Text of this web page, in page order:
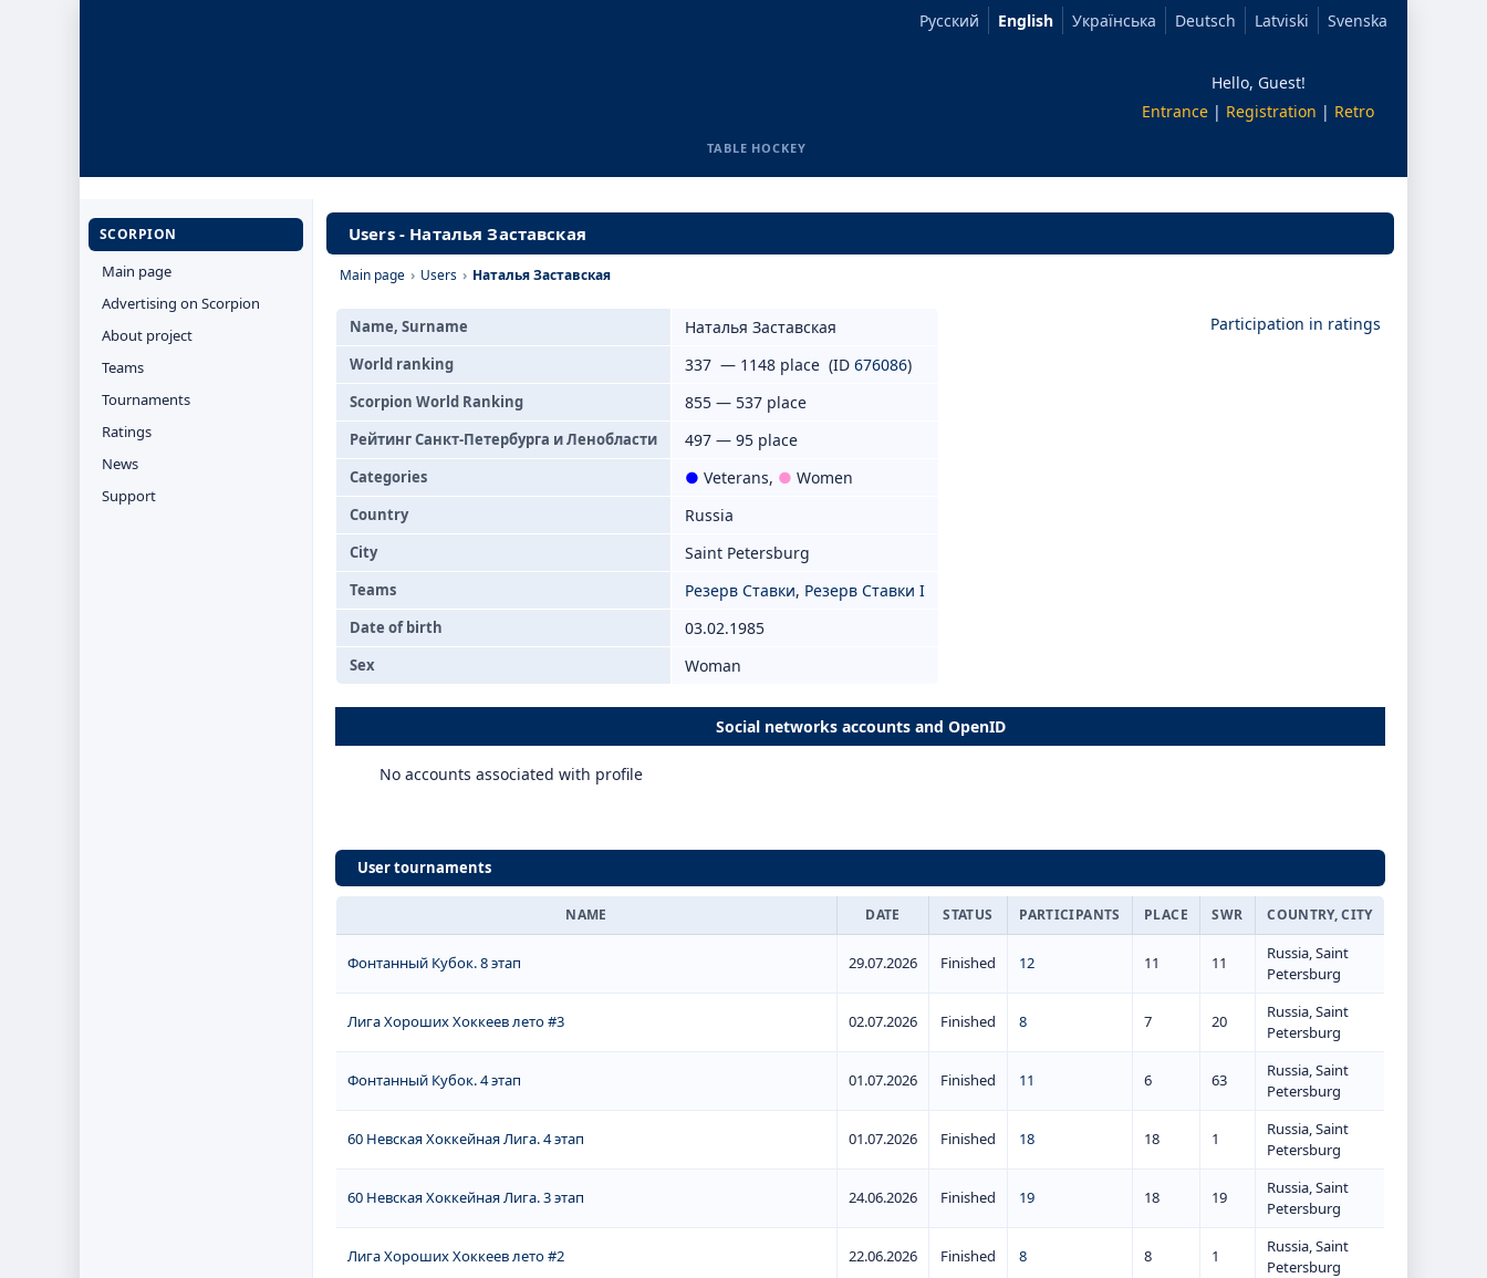
Русский English Українська Deutsch Latviski Svenska
Hello, Guest!
Entrance | Registration | Retro
TABLE HOCKEY
SCORPION
Main page
Advertising on Scorpion
About project
Teams
Tournaments
Ratings
News
Support
Users - Наталья Заставская
Main page › Users › Наталья Заставская
Participation in ratings
Name, Surname Наталья Заставская
World ranking 337 — 1148 place (ID 676086)
Scorpion World Ranking 855 — 537 place
Рейтинг Санкт-Петербурга и Ленобласти 497 — 95 place
Categories ● Veterans, ● Women
Country Russia
City Saint Petersburg
Teams Резерв Ставки, Резерв Ставки I
Date of birth 03.02.1985
Sex Woman
Social networks accounts and OpenID
No accounts associated with profile
User tournaments
NAME DATE STATUS PARTICIPANTS PLACE SWR COUNTRY, CITY
Фонтанный Кубок. 8 этап 29.07.2026 Finished 12 11 11
Russia, Saint
Petersburg
Лига Хороших Хоккеев лето #3 02.07.2026 Finished 8 7 20
Russia, Saint
Petersburg
Фонтанный Кубок. 4 этап 01.07.2026 Finished 11 6 63
Russia, Saint
Petersburg
60 Невская Хоккейная Лига. 4 этап 01.07.2026 Finished 18 18 1
Russia, Saint
Petersburg
60 Невская Хоккейная Лига. 3 этап 24.06.2026 Finished 19 18 19
Russia, Saint
Petersburg
Лига Хороших Хоккеев лето #2 22.06.2026 Finished 8 8 1
Russia, Saint
Petersburg